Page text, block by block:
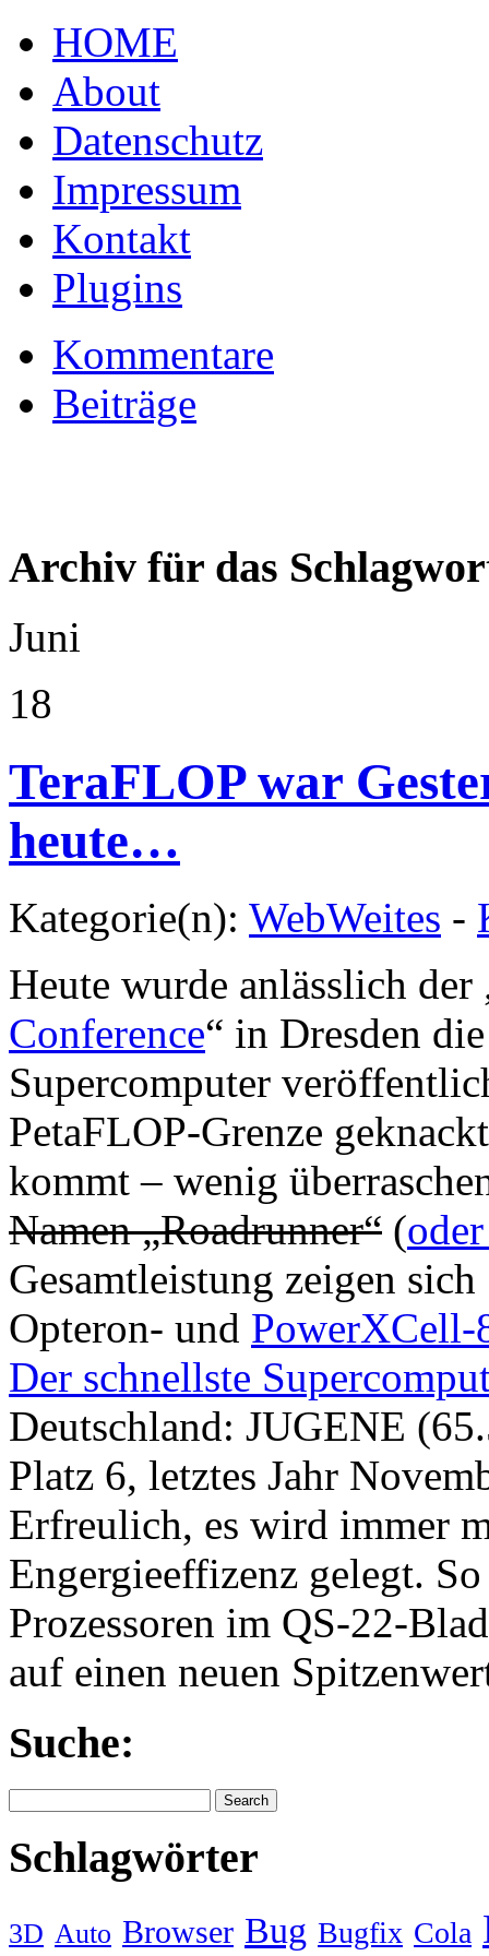
HOME
About
Datenschutz
Impressum
Kontakt
Plugins
Kommentare
Beiträge
Archiv für das
Juni
18
TeraFLOP war
heute…
Kategorie(n): WebWeites -
Heute wurde anlässlich der
Conference“ in Dresden
Supercomputer
PetaFLOP-Grenze
kommt – wenig
Namen „Roadrunner“ (
Gesamtleistung zeigen
Opteron- und PowerXCell-
Der schnellste
Deutschland: JUGENE
Platz 6, letztes Jahr
Erfreulich, es wird immer
Engergieeffizenz gelegt.
Prozessoren im QS-22-
auf einen neuen
Suche:
Schlagwörter
3D Auto Browser Bug Bugfix Cola